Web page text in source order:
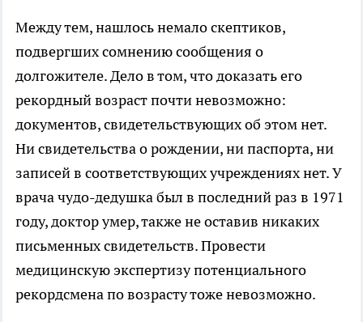
Между тем, нашлось немало скептиков,
подвергших сомнению сообщения о
долгожителе. Дело в том, что доказать его
рекордный возраст почти невозможно:
документов, свидетельствующих об этом нет.
Ни свидетельства о рождении, ни паспорта, ни
записей в соответствующих учреждениях нет. У
врача чудо-дедушка был в последний раз в 1971
году, доктор умер, также не оставив никаких
письменных свидетельств. Провести
медицинскую экспертизу потенциального
рекордсмена по возрасту тоже невозможно.